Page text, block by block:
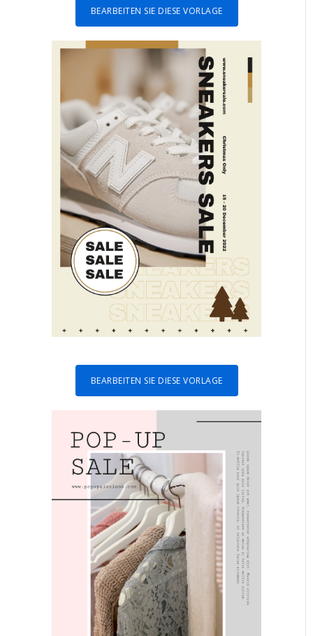
BEARBEITEN SIE DIESE VORLAGE
BEARBEITEN SIE DIESE VORLAGE